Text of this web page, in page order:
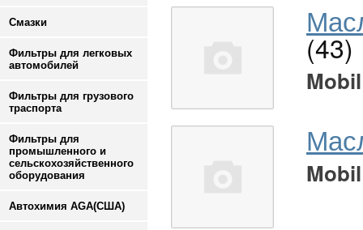
Смазки
Фильтры для легковых
автомобилей
Фильтры для грузового
траспорта
Фильтры для
промышленного и
сельскохозяйственного
оборудования
Автохимия AGA(США)
(43)
Mobil
Mobil